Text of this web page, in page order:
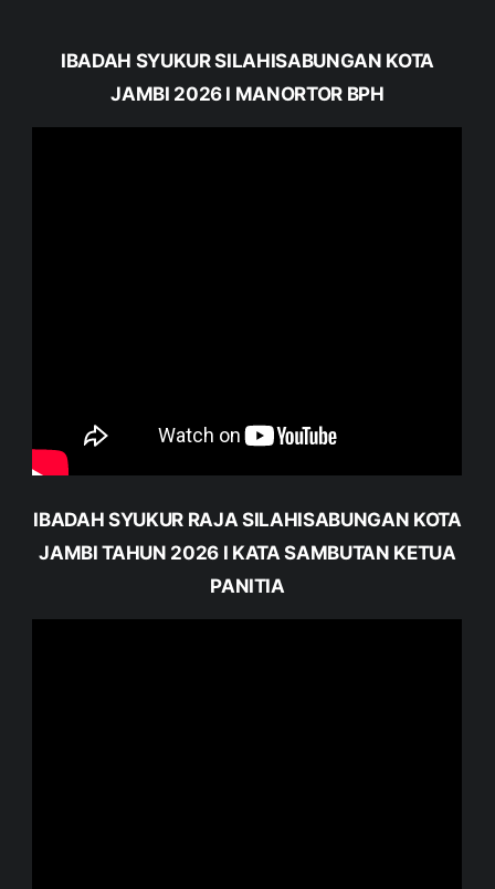
IBADAH SYUKUR SILAHISABUNGAN KOTA
JAMBI 2026 I MANORTOR BPH
IBADAH SYUKUR RAJA SILAHISABUNGAN KOTA
JAMBI TAHUN 2026 I KATA SAMBUTAN KETUA
PANITIA